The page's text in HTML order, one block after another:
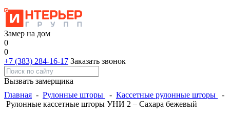
Замер на дом
0
0
+7 (383) 284-16-17 Заказать звонок
Вызвать замерщика
Главная - Рулонные шторы - Кассетные рулонные шторы
-
Рулонные кассетные шторы УНИ 2 – Сахара бежевый